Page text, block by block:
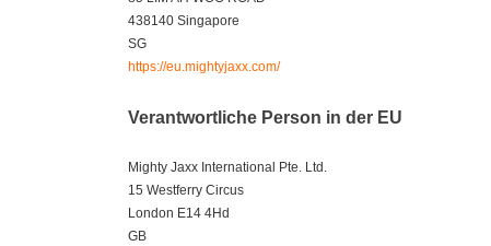
438140 Singapore
SG
https://eu.mightyjaxx.com/
Verantwortliche Person in der EU
Mighty Jaxx International Pte. Ltd.
15 Westferry Circus
London E14 4Hd
GB